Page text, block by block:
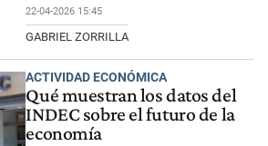
22-04-2026 15:45
GABRIEL ZORRILLA
ACTIVIDAD ECONÓMICA
Qué muestran los datos del
INDEC sobre el futuro de la
economía